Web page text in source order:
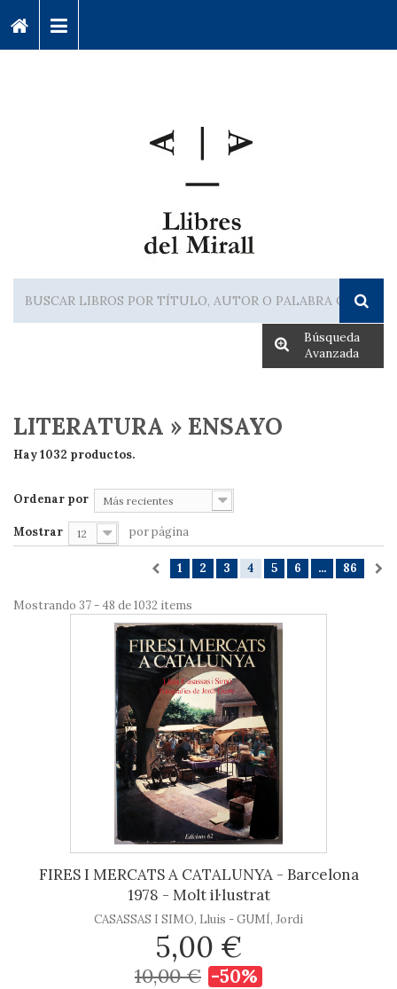
Búsqueda
Avanzada
LITERATURA » ENSAYO
Hay 1032 productos.
Ordenar por Más recientes
Mostrar 12 por página
1 2 3 4 5 6 ... 86
Mostrando 37 - 48 de 1032 items
FIRES I MERCATS A CATALUNYA - Barcelona
1978 - Molt il·lustrat
CASASSAS I SIMO, Lluis - GUMÍ, Jordi
5,00 €
10,00 € -50%